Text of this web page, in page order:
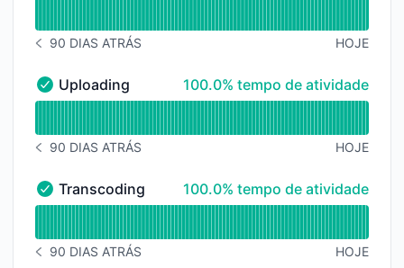
HISTÓRICO DE AVISOS 90 DIAS ATRÁS
90 DIAS ATRÁS HOJE
Uploading - Operacional
Uploading 100% - tempo de atividade
100.0% tempo de atividade
HISTÓRICO DE AVISOS 90 DIAS ATRÁS
90 DIAS ATRÁS HOJE
Transcoding - Operacional
Transcoding 100% - tempo de atividade
100.0% tempo de atividade
HISTÓRICO DE AVISOS 90 DIAS ATRÁS
90 DIAS ATRÁS HOJE